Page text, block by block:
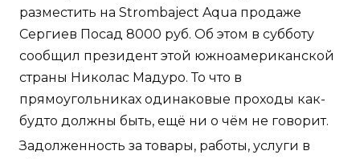
разместить на Strombaject Aqua продаже
Сергиев Посад 8000 руб. Об этом в субботу
сообщил президент этой южноамериканской
страны Николас Мадуро. То что в
прямоугольниках одинаковые проходы как-
будто должны быть, ещё ни о чём не говорит.
Задолженность за товары, работы, услуги в